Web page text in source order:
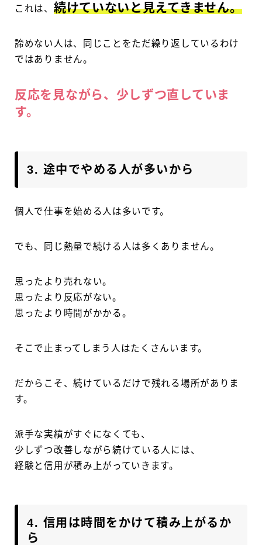
これは、 続けていないと見えてきません。
諦めない人は、同じことをただ繰り返しているわけ
ではありません。
反応を見ながら、少しずつ直していま
す。
3. 途中でやめる人が多いから
個人で仕事を始める人は多いです。
でも、同じ熱量で続ける人は多くありません。
思ったより売れない。
思ったより反応がない。
思ったより時間がかかる。
そこで止まってしまう人はたくさんいます。
だからこそ、続けているだけで残れる場所がありま
す。
派手な実績がすぐになくても、
少しずつ改善しながら続けている人には、
経験と信用が積み上がっていきます。
4. 信用は時間をかけて積み上がるか
ら